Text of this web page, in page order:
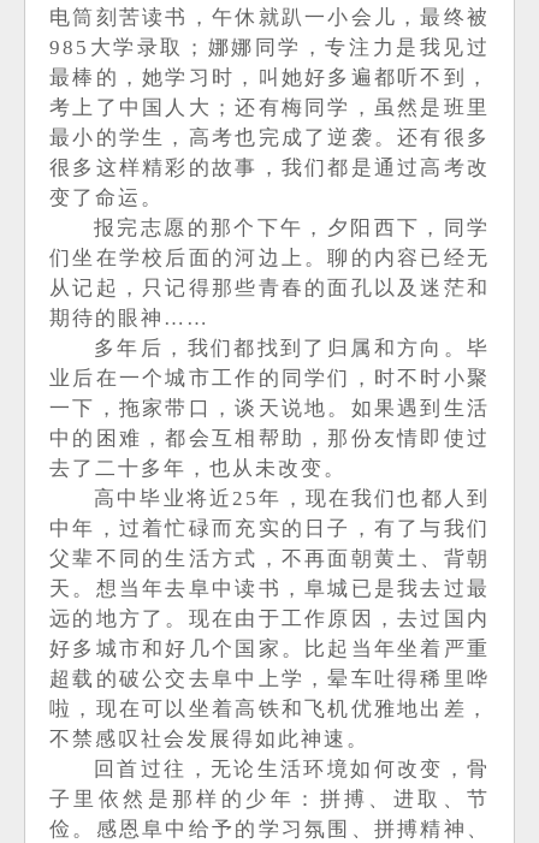
电筒刻苦读书，午休就趴一小会儿，最终被
985大学录取；娜娜同学，专注力是我见过
最棒的，她学习时，叫她好多遍都听不到，
考上了中国人大；还有梅同学，虽然是班里
最小的学生，高考也完成了逆袭。还有很多
很多这样精彩的故事，我们都是通过高考改
变了命运。
报完志愿的那个下午，夕阳西下，同学
们坐在学校后面的河边上。聊的内容已经无
从记起，只记得那些青春的面孔以及迷茫和
期待的眼神 ……
多年后，我们都找到了归属和方向。毕
业后在一个城市工作的同学们，时不时小聚
一下，拖家带口，谈天说地。如果遇到生活
中的困难，都会互相帮助，那份友情即使过
去了二十多年，也从未改变。
高中毕业将近25年，现在我们也都人到
中年，过着忙碌而充实的日子，有了与我们
父辈不同的生活方式，不再面朝黄土、背朝
天。想当年去阜中读书，阜城已是我去过最
远的地方了。现在由于工作原因，去过国内
好多城市和好几个国家。比起当年坐着严重
超载的破公交去阜中上学，晕车吐得稀里哗
啦，现在可以坐着高铁和飞机优雅地出差，
不禁感叹社会发展得如此神速。
回首过往，无论生活环境如何改变，骨
子里依然是那样的少年：拼搏、进取、节
俭。感恩阜中给予的学习氛围、拼搏精神、